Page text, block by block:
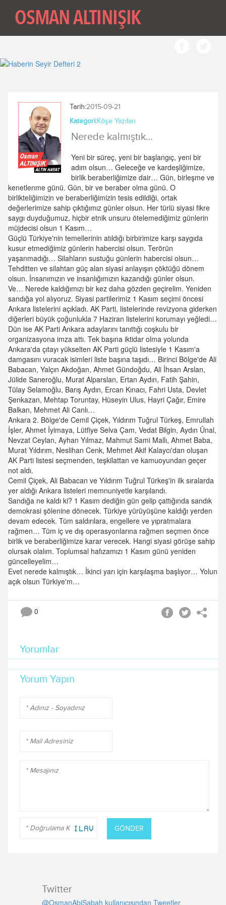
Tarih:2015-09-21
Kategori:Köşe Yazıları
Nerede kalmıştık…
Yeni bir süreç, yeni bir başlangıç, yeni bir
adım olsun… Geleceğe ve kardeşliğimize,
birlik beraberliğimize dair… Gün, birleşme ve
kenetlenme günü. Gün, bir ve beraber olma günü. O
birlikteliğimizin ve beraberliğimizin tesis edildiği, ortak
değerlerimize sahip çıktığımız günler olsun. Her türlü siyasi fikre
saygı duyduğumuz, hiçbir etnik unsuru ötelemediğimiz günlerin
müjdecisi olsun 1 Kasım…
Güçlü Türkiye'nin temellerinin atıldığı birbirimize karşı saygıda
kusur etmediğimiz günlerin habercisi olsun. Terörün
yaşanmadığı… Silahların sustuğu günlerin habercisi olsun…
Tehditten ve silahtan güç alan siyasi anlayışın çöktüğü dönem
olsun. İnsanımızın ve insanlığımızın kazandığı günler olsun.
Ve… Nerede kaldığımızı bir kez daha gözden geçirelim. Yeniden
sandığa yol alıyoruz. Siyasi partilerimiz 1 Kasım seçimi öncesi
Ankara listelerini açıkladı. AK Parti, listelerinde revizyona giderken
diğerleri büyük çoğunlukla 7 Haziran listelerini korumayı yeğledi…
Dün ise AK Parti Ankara adaylarını tanıttığı coşkulu bir
organizasyona imza attı. Tek başına iktidar olma yolunda
Ankara'da çıtayı yükselten AK Parti güçlü listesiyle 1 Kasım'a
damgasını vuracak isimleri liste başına taşıdı… Birinci Bölge'de Ali
Babacan, Yalçın Akdoğan, Ahmet Gündoğdu, Ali İhsan Arslan,
Jülide Sarıeroğlu, Murat Alparslan, Ertan Aydın, Fatih Şahin,
Tülay Selamoğlu, Barış Aydın, Ercan Kınacı, Fahri Usta, Devlet
Şenkazan, Mehtap Toruntay, Hüseyin Ulus, Hayri Çağır, Emire
Balkan, Mehmet Ali Canlı…
Ankara 2. Bölge'de Cemil Çiçek, Yıldırım Tuğrul Türkeş, Emrullah
İşler, Ahmet İyimaya, Lütfiye Selva Çam, Vedat Bilgin, Aydın Ünal,
Nevzat Ceylan, Ayhan Yılmaz, Mahmut Sami Mallı, Ahmet Baba,
Murat Yıldırım, Neslihan Cenk, Mehmet Akif Kalaycı'dan oluşan
AK Parti listesi seçmenden, teşkilattan ve kamuoyundan geçer
not aldı.
Cemil Çiçek, Ali Babacan ve Yıldırım Tuğrul Türkeş'in ilk sıralarda
yer aldığı Ankara listeleri memnuniyetle karşılandı.
Sandığa ne kaldı ki? 1 Kasım dediğin gün gelip çattığında sandık
demokrasi şölenine dönecek. Türkiye yürüyüşüne kaldığı yerden
devam edecek. Tüm saldırılara, engellere ve yıpratmalara
rağmen… Tüm iç ve dış operasyonlarına rağmen seçmen önce
birlik ve beraberliğimize karar verecek. Hangi siyasi görüşe sahip
olursak olalım. Toplumsal hafızamızı 1 Kasım günü yeniden
güncelleyelim…
Evet nerede kalmıştık… İkinci yarı için karşılaşma başlıyor… Yolun
açık olsun Türkiye'm…
0
Yorumlar
Yorum Yapın
GÖNDER
Twitter
@OsmanAbiSabah kullanıcısından Tweetler